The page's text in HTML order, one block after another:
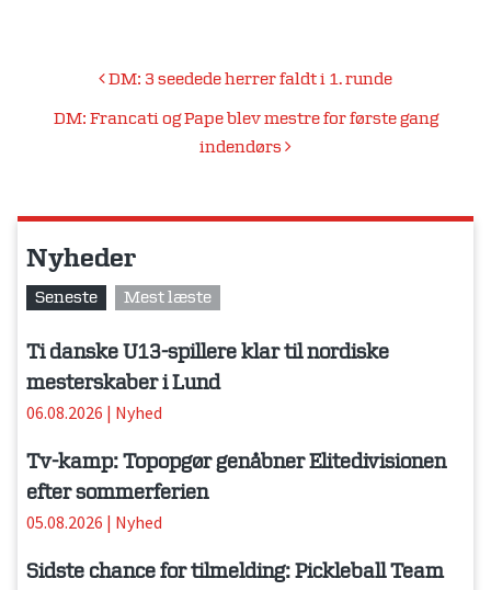
Indlægsnavigation
DM: 3 seedede herrer faldt i 1. runde
DM: Francati og Pape blev mestre for første gang
indendørs
Nyheder
Seneste Mest læste
Ti danske U13-spillere klar til nordiske
mesterskaber i Lund
06.08.2026 | Nyhed
Tv-kamp: Topopgør genåbner Elitedivisionen
efter sommerferien
05.08.2026 | Nyhed
Sidste chance for tilmelding: Pickleball Team